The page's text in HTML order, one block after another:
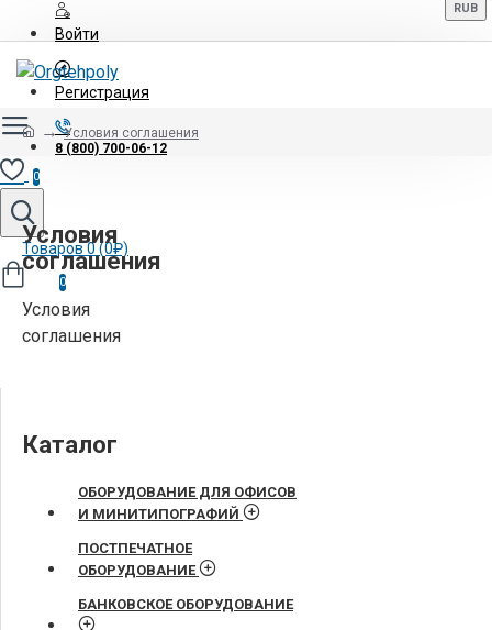
Войти
Регистрация
8 (800) 700-06-12
RUB
0
Товаров 0 (0₽)
0
Условия соглашения
Условия
соглашения
Условия
соглашения
Каталог
ОБОРУДОВАНИЕ ДЛЯ ОФИСОВ
И МИНИТИПОГРАФИЙ
ПОСТПЕЧАТНОЕ
ОБОРУДОВАНИЕ
БАНКОВСКОЕ ОБОРУДОВАНИЕ